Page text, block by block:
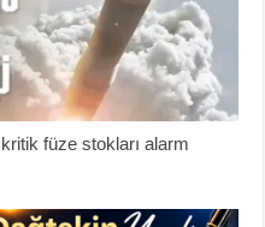
kritik füze stokları alarm